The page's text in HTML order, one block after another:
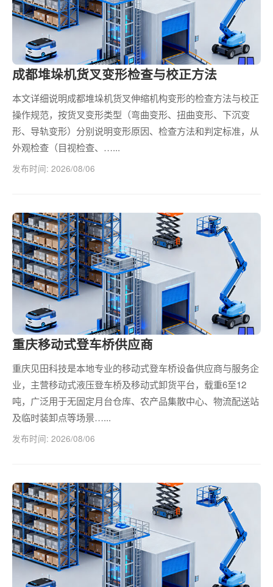
成都堆垛机货叉变形检查与校正方法
本文详细说明成都堆垛机货叉伸缩机构变形的检查方法与校正
操作规范，按货叉变形类型（弯曲变形、扭曲变形、下沉变
形、导轨变形）分别说明变形原因、检查方法和判定标准，从
外观检查（目视检查、…...
发布时间: 2026/08/06
重庆移动式登车桥供应商
重庆见田科技是本地专业的移动式登车桥设备供应商与服务企
业，主营移动式液压登车桥及移动式卸货平台，载重6至12
吨，广泛用于无固定月台仓库、农产品集散中心、物流配送站
及临时装卸点等场景…...
发布时间: 2026/08/06